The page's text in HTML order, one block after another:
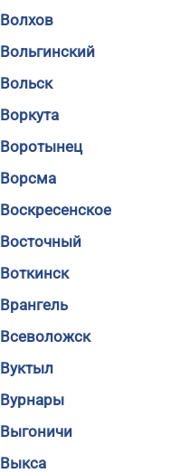
Волхов
Вольгинский
Вольск
Воркута
Воротынец
Ворсма
Воскресенское
Восточный
Воткинск
Врангель
Всеволожск
Вуктыл
Вурнары
Выгоничи
Выкса